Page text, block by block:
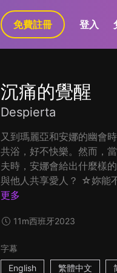
免費註冊 登入
沉痛的覺醒
Despierta
又到瑪麗亞和安娜的幽會
共浴，好不快樂。然而，
夫時，安娜會給出什麼樣
與他人共享愛人？ ☆妳能
更多
11m西班牙2023
字幕
English
繁體中文